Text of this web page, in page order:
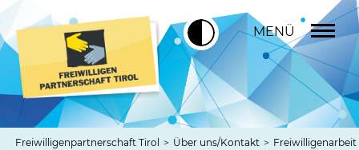
MENÜ
Freiwilligenpartnerschaft Tirol > Über uns/Kontakt > Freiwilligenarbeit